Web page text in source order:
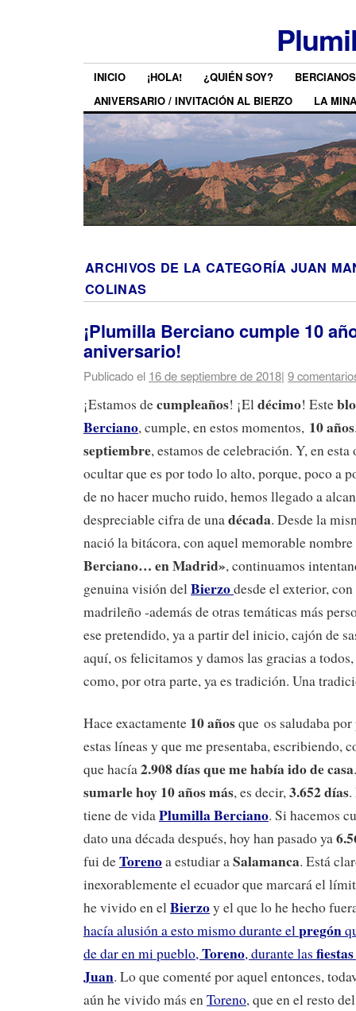
INICIO ¡HOLA! ¿QUIÉN SOY?
ANIVERSARIO / INVITACIÓN AL BIERZO
LA MINA
ARCHIVOS DE LA CATEGORÍAJUAN
COLINAS
¡Plumilla Berciano cumple 10
aniversario!
Publicado el 16 de septiembre de 2018| 9
¡Estamos decumpleaños! ¡Eldécimo! Este
Berciano, cumple, en estos momentos, 10 años
septiembre, estamos de celebración. Y, en
ocultar que es por todo lo alto, porque, poco a
de no hacer mucho ruido, hemos llegado a
despreciable cifra de unadécada. Desde la
nació la bitácora, con aquel memorable
Berciano… en Madrid», continuamos
genuina visión delBierzodesde el exterior,
madrileño -además de otras temáticas más
ese pretendido, ya a partir del inicio, cajón de
aquí, os felicitamos y damos las gracias a
como, por otra parte, ya es tradición. Una
Hace exactamente 10 añosque os saludaba
estas líneas y que me presentaba, escribiendo,
que hacía2.908 días que me había ido de casa
sumarle hoy 10 años más, es decir,3.652 días.
tiene de vidaPlumilla Berciano. Si hacemos
dato una década después, hoy han pasado ya
fui deTorenoa estudiar aSalamanca. Está
inexorablemente el ecuador que marcará el
he vivido en elBierzoy el que lo he hecho
hacía alusión a esto mismo durante elpregón
de dar en mi pueblo,Toreno, durante las
Juan. Lo que comenté por aquel entonces,
aún he vivido más enToreno, que en el resto